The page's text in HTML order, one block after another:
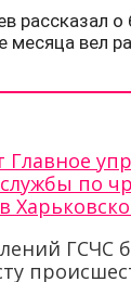
Главное
службы по
ГСЧС